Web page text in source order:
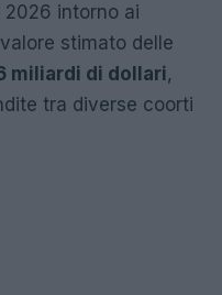
2026 intorno ai
stimato delle
miliardi di dollari,
tra diverse coorti